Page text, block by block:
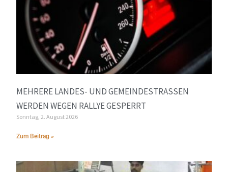
MEHRERE LANDES- UND GEMEINDESTRASSEN W
ERDEN WEGEN RALLYE GESPERRT
Sonntag, 2. August 2026
Zum Beitrag »